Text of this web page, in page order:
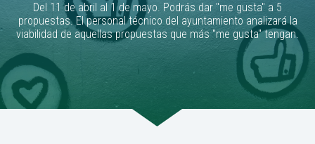
Del 11 de abril al 1 de mayo. Podrás dar "me gusta" a 5
propuestas. El personal técnico del ayuntamiento analizará la
viabilidad de aquellas propuestas que más "me gusta" tengan.